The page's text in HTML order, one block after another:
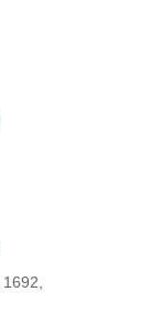
, 1692,